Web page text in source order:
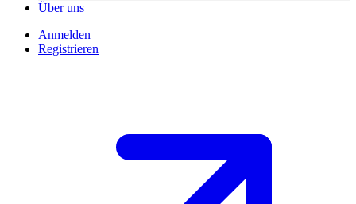
Über uns
Anmelden
Registrieren